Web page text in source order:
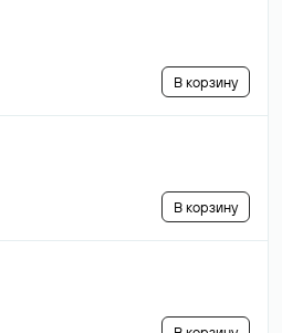
В корзину
В корзину